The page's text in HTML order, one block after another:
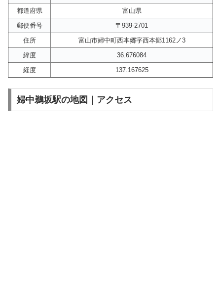
都道府県
富山県
郵便番号
〒939-2701
住所
富山市婦中町西本郷字西本郷1162ノ3
緯度
36.676084
経度
137.167625
婦中鵜坂駅の地図｜アクセス